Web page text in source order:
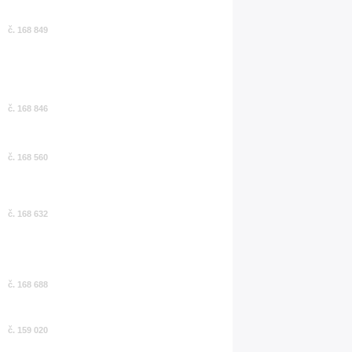
č. 168 849
č. 168 846
č. 168 560
č. 168 632
č. 168 688
č. 159 020